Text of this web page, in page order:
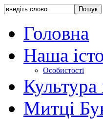
Головна
Наша
Особистості
Митці